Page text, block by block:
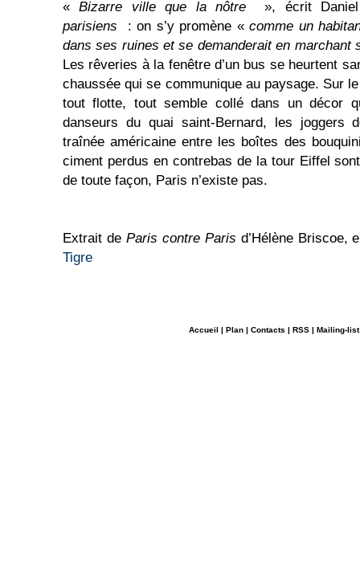
«Bizarre ville que la nôtre
», écrit
parisiens
: on s’y promène «comme un
dans ses ruines et se demanderait en marchant
Les rêveries à la fenêtre d’un bus se heurtent
chaussée qui se communique au paysage. Sur
tout flotte, tout semble collé dans un décor
danseurs du quai saint-Bernard, les joggers
traînée américaine entre les boîtes des
ciment perdus en contrebas de la tour Eiffel
de toute façon, Paris n’existe pas.
Extrait de Paris contre Paris d’Hélène Briscoe,
Tigre
Accueil | Plan | Contacts | RSS | Mailing-list